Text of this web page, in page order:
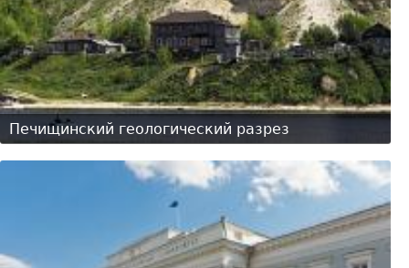
Печищинский геологический разрез